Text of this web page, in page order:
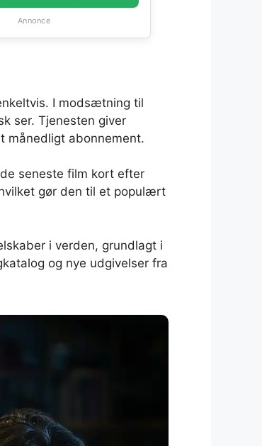
Annonce
I modsætning til
ser. Tjenesten giver
månedligt abonnement.
seneste film kort efter
gør den til et populært
i verden, grundlagt i
og nye udgivelser fra